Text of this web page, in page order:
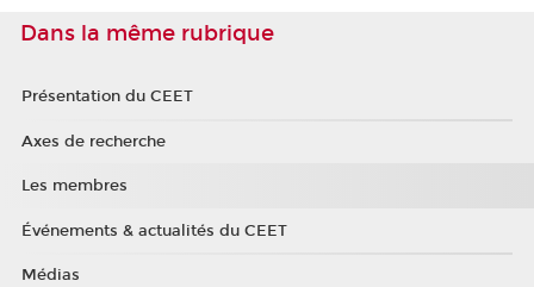
Dans la même rubrique
Présentation du CEET
Axes de recherche
Les membres
Événements & actualités du CEET
Médias